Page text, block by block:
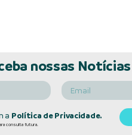
nossas Notícias
a Política de Privacidade.
consulta futura.